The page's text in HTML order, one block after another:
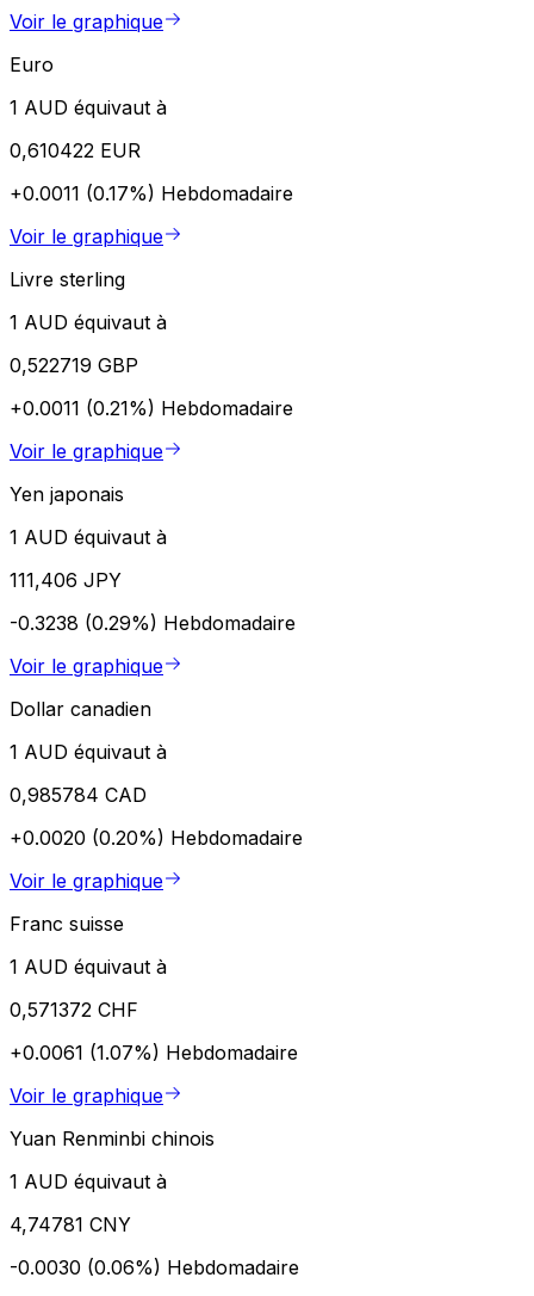
Voir le graphique
Euro
1 AUD équivaut à
0,610422 EUR
+0.0011 (0.17%) Hebdomadaire
Voir le graphique
Livre sterling
1 AUD équivaut à
0,522719 GBP
+0.0011 (0.21%) Hebdomadaire
Voir le graphique
Yen japonais
1 AUD équivaut à
111,406 JPY
-0.3238 (0.29%) Hebdomadaire
Voir le graphique
Dollar canadien
1 AUD équivaut à
0,985784 CAD
+0.0020 (0.20%) Hebdomadaire
Voir le graphique
Franc suisse
1 AUD équivaut à
0,571372 CHF
+0.0061 (1.07%) Hebdomadaire
Voir le graphique
Yuan Renminbi chinois
1 AUD équivaut à
4,74781 CNY
-0.0030 (0.06%) Hebdomadaire